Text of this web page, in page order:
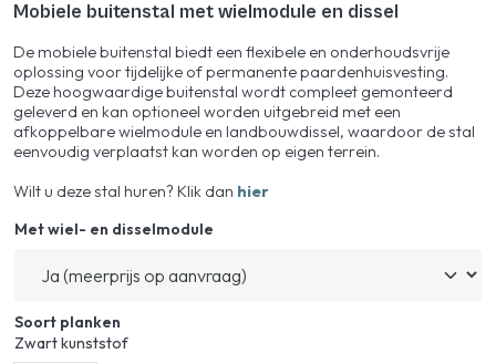
Mobiele buitenstal met wielmodule en dissel
De mobiele buitenstal biedt een flexibele en onderhoudsvrije
oplossing voor tijdelijke of permanente paardenhuisvesting.
Deze hoogwaardige buitenstal wordt compleet gemonteerd
geleverd en kan optioneel worden uitgebreid met een
afkoppelbare wielmodule en landbouwdissel, waardoor de stal
eenvoudig verplaatst kan worden op eigen terrein.
Wilt u deze stal huren? Klik dan hier
Met wiel- en disselmodule
Soort planken
Zwart kunststof